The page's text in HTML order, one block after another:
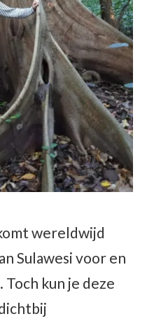
wereldwijd
Sulawesi voor en
kun je deze